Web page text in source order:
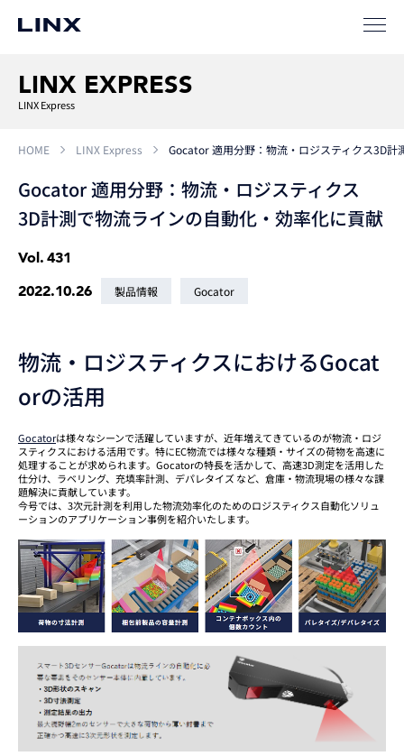
LINX EXPRESS
LINX Express
HOME LINX Express Gocator 適用分野：物流・ロジスティクス3D
Gocator 適用分野：物流・ロジスティクス
3D計測で物流ラインの自動化・効率化に貢献
Vol. 431
2022.10.26
製品情報 Gocator
物流・ロジスティクスにおけるGocat
orの活用
Gocatorは様々なシーンで活躍していますが、近年増えてきているのが物流・ロジ
スティクスにおける活用です。特にEC物流では様々な種類・サイズの荷物を高速に
処理することが求められます。Gocatorの特長を活かして、高速3D測定を活用した
仕分け、ラベリング、充填率計測、デパレタイズ など、倉庫・物流現場の様々な課
題解決に貢献しています。
今号では、3次元計測を利用した物流効率化のためのロジスティクス自動化ソリュ
ーションのアプリケーション事例を紹介いたします。